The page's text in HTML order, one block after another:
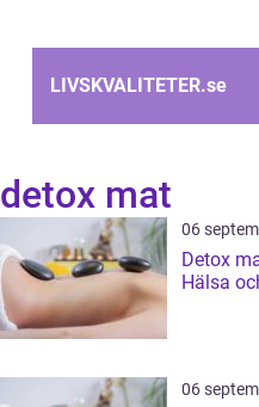
LIVSKVALITETER.se
detox mat
06
Detox
Hälsa
06